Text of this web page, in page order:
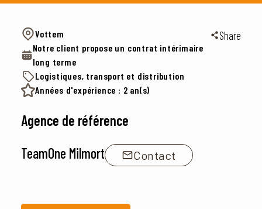
Vottem
Notre client propose un contrat intérimaire
long terme
Logistiques, transport et distribution
Années d'expérience : 2 an(s)
Share
Agence de référence
TeamOne Milmort
Contact